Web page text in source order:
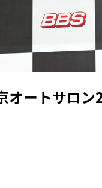
オートサロ